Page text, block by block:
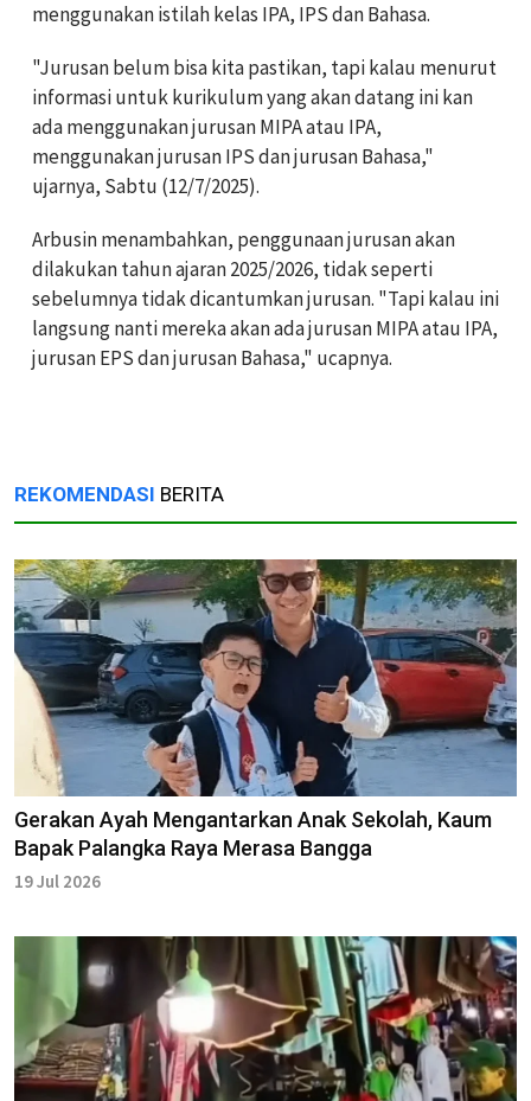
menggunakan istilah kelas IPA, IPS dan Bahasa.
‎"Jurusan belum bisa kita pastikan, tapi kalau menurut
informasi untuk kurikulum yang akan datang ini kan
ada menggunakan jurusan MIPA atau IPA,
menggunakan jurusan IPS dan jurusan Bahasa,"
ujarnya, Sabtu (12/7/2025).
‎Arbusin menambahkan, penggunaan jurusan akan
dilakukan tahun ajaran 2025/2026, tidak seperti
sebelumnya tidak dicantumkan jurusan. "Tapi kalau ini
langsung nanti mereka akan ada jurusan MIPA atau IPA,
jurusan EPS dan jurusan Bahasa," ucapnya.
REKOMENDASI BERITA
Gerakan Ayah Mengantarkan Anak Sekolah, Kaum
Bapak Palangka Raya Merasa Bangga
19 Jul 2026